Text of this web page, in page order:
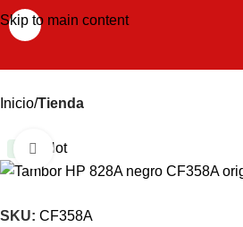
Skip to main content
Inicio Tienda
Hot
Haga clic para ampliar
SKU: CF358A